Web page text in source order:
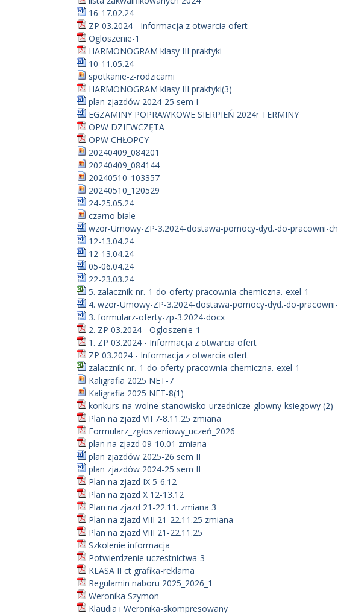
16-17.02.24
ZP 03.2024 - Informacja z otwarcia ofert
Ogloszenie-1
HARMONOGRAM klasy III praktyki
10-11.05.24
spotkanie-z-rodzicami
HARMONOGRAM klasy III praktyki(3)
plan zjazdów 2024-25 sem I
EGZAMINY POPRAWKOWE SIERPIEŃ 2024r TERMINY
OPW DZIEWCZĘTA
OPW CHŁOPCY
20240409_084201
20240409_084144
20240510_103357
20240510_120529
24-25.05.24
czarno biale
wzor-Umowy-ZP-3.2024-dostawa-pomocy-dyd.-do-pracowni-
12-13.04.24
12-13.04.24
05-06.04.24
22-23.03.24
5. zalacznik-nr.-1-do-oferty-pracownia-chemiczna.-exel-1
4. wzor-Umowy-ZP-3.2024-dostawa-pomocy-dyd.-do-
3. formularz-oferty-zp-3.2024-docx
2. ZP 03.2024 - Ogloszenie-1
1. ZP 03.2024 - Informacja z otwarcia ofert
ZP 03.2024 - Informacja z otwarcia ofert
zalacznik-nr.-1-do-oferty-pracownia-chemiczna.-exel-1
Kaligrafia 2025 NET-7
Kaligrafia 2025 NET-8(1)
konkurs-na-wolne-stanowisko-urzednicze-glowny-ksiegowy (2)
Plan na zjazd VII 7-8.11.25 zmiana
Formularz_zgłoszeniowy_uczeń_2026
plan na zjazd 09-10.01 zmiana
plan zjazdów 2025-26 sem II
plan zjazdów 2024-25 sem II
Plan na zjazd IX 5-6.12
Plan na zjazd X 12-13.12
Plan na zjazd 21-22.11. zmiana 3
Plan na zjazd VIII 21-22.11.25 zmiana
Plan na zjazd VIII 21-22.11.25
Szkolenie informacja
Potwierdzenie uczestnictwa-3
KLASA II ct grafika-reklama
Regulamin naboru 2025_2026_1
Weronika Szymon
Klaudia i Weronika-skompresowany